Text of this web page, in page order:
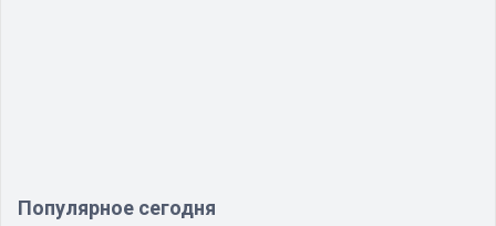
Популярное сегодня